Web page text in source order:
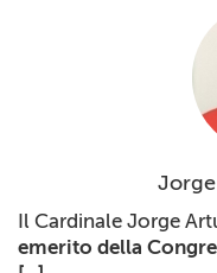
Il Cardinale Jorge
emerito della